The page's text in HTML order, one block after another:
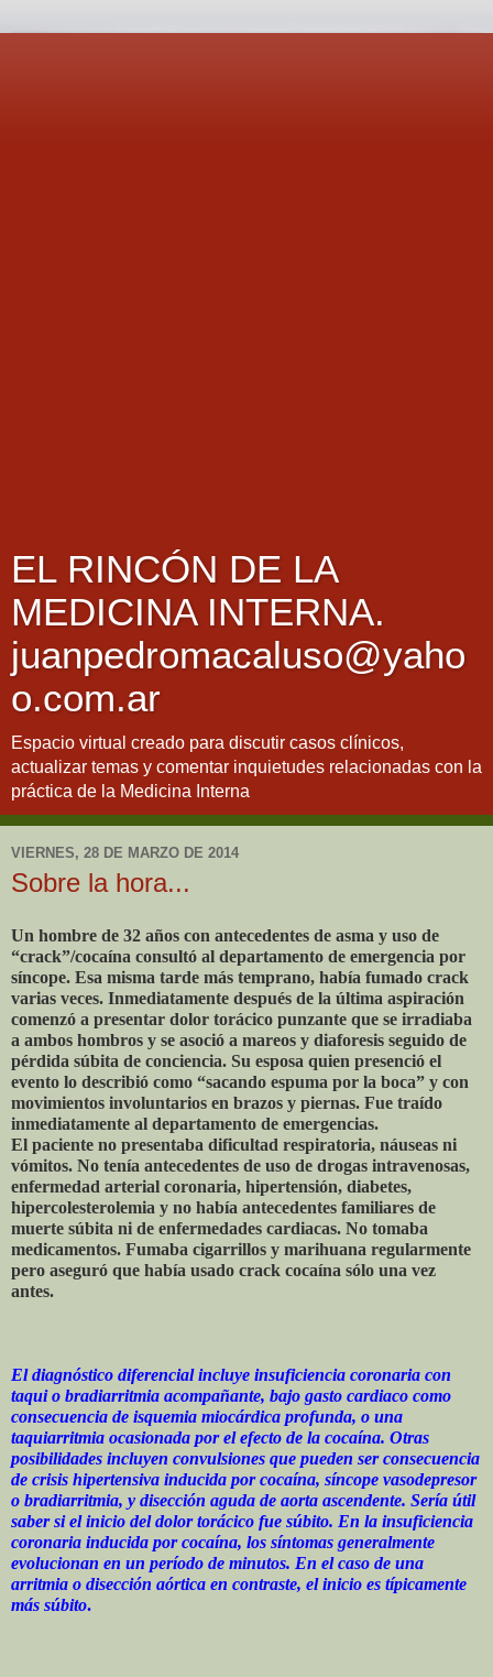
EL RINCÓN DE LA
MEDICINA INTERNA.
juanpedromacaluso@yaho
o.com.ar
Espacio virtual creado para discutir casos clínicos,
actualizar temas y comentar inquietudes relacionadas con la
práctica de la Medicina Interna
VIERNES, 28 DE MARZO DE 2014
Sobre la hora...
Un hombre de 32 años con antecedentes de asma y uso de
“crack”/cocaína consultó al departamento de emergencia por
síncope. Esa misma tarde más temprano, había fumado crack
varias veces. Inmediatamente después de la última aspiración
comenzó a presentar dolor torácico punzante que se irradiaba
a ambos hombros y se asoció a mareos y diaforesis seguido de
pérdida súbita de conciencia. Su esposa quien presenció el
evento lo describió como “sacando espuma por la boca” y con
movimientos involuntarios en brazos y piernas. Fue traído
inmediatamente al departamento de emergencias.
El paciente no presentaba dificultad respiratoria, náuseas ni
vómitos. No tenía antecedentes de uso de drogas intravenosas,
enfermedad arterial coronaria, hipertensión, diabetes,
hipercolesterolemia y no había antecedentes familiares de
muerte súbita ni de enfermedades cardiacas. No tomaba
medicamentos. Fumaba cigarrillos y marihuana regularmente
pero aseguró que había usado crack cocaína sólo una vez
antes.
El diagnóstico diferencial incluye insuficiencia coronaria con
taqui o bradiarritmia acompañante, bajo gasto cardiaco como
consecuencia de isquemia miocárdica profunda, o una
taquiarritmia ocasionada por el efecto de la cocaína. Otras
posibilidades incluyen convulsiones que pueden ser consecuencia
de crisis hipertensiva inducida por cocaína, síncope vasodepresor
o bradiarritmia, y disección aguda de aorta ascendente. Sería útil
saber si el inicio del dolor torácico fue súbito. En la insuficiencia
coronaria inducida por cocaína, los síntomas generalmente
evolucionan en un período de minutos. En el caso de una
arritmia o disección aórtica en contraste, el inicio es típicamente
más súbito.